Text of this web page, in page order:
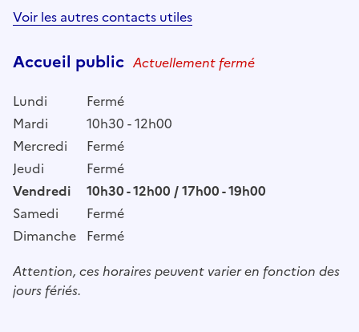
Voir les autres contacts utiles
Accueil public Actuellement fermé
Lundi
Fermé
Mardi
10h30 - 12h00
Mercredi
Fermé
Jeudi
Fermé
Vendredi
10h30 - 12h00 / 17h00 - 19h00
Samedi
Fermé
Dimanche Fermé
Attention, ces horaires peuvent varier en fonction des
jours fériés.